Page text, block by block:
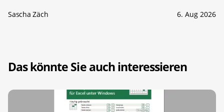
Sascha Zäch 6. Aug 2026
Das könnte Sie auch interessieren